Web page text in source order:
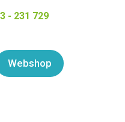
- 231 729
Webshop